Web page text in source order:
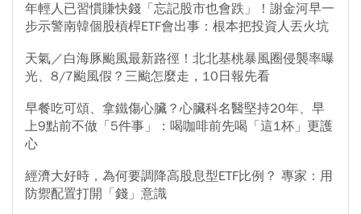
年輕人已習慣賺快錢「忘記股市也會跌」！謝金河早一
步示警南韓個股槓桿ETF會出事：根本把投資人丟火坑
天氣／白海豚颱風最新路徑！北北基桃暴風圈侵襲率曝
光、8/7颱風假？三颱怎麼走，10日報先看
早餐吃可頌、拿鐵傷心臟？心臟科名醫堅持20年、早
上9點前不做「5件事」：喝咖啡前先喝「這1杯」更護
心
經濟大好時，為何要調降高股息型ETF比例？ 專家：用
防禦配置打開「錢」意識